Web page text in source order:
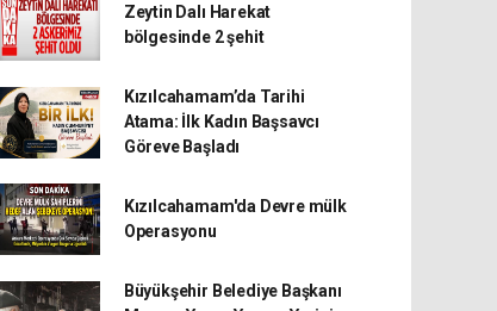
Zeytin Dalı Harekat
bölgesinde 2 şehit
Kızılcahamam’da Tarihi
Atama: İlk Kadın Başsavcı
Göreve Başladı
Kızılcahamam'da Devre mülk
Operasyonu
Büyükşehir Belediye Başkanı